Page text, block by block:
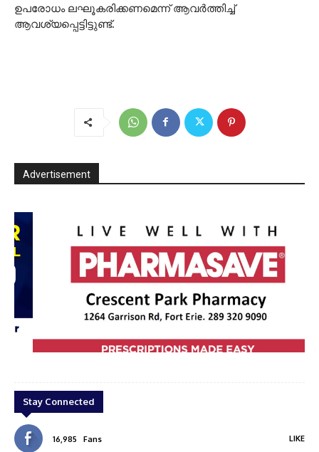
ഉപരോധം ലഘൂകരിക്കണമെന്ന് ആവർത്തിച്ച്
ആവശ്യപ്പെട്ടിട്ടുണ്ട്.
Advertisement
Stay Connected
16,985 Fans LIKE